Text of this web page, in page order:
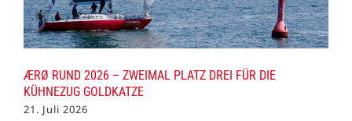
ÆRØ RUND 2026 – ZWEIMAL PLATZ DREI FÜR DIE
KÜHNEZUG GOLDKATZE
21. Juli 2026